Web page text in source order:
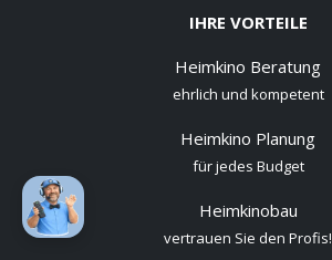
IHRE VORTEILE
Heimkino Beratung
ehrlich und kompetent
Heimkino Planung
für jedes Budget
Heimkinobau
vertrauen Sie den Profis!